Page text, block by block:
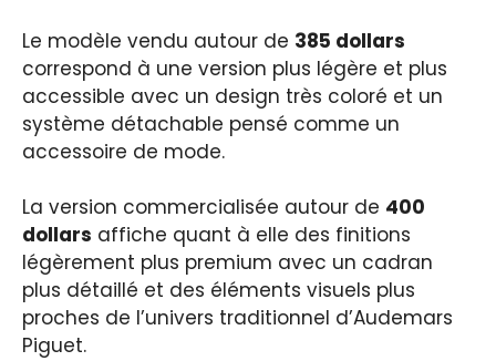
Le modèle vendu autour de 385 dollars
correspond à une version plus légère et plus
accessible avec un design très coloré et un
système détachable pensé comme un
accessoire de mode.
La version commercialisée autour de 400
dollars affiche quant à elle des finitions
légèrement plus premium avec un cadran
plus détaillé et des éléments visuels plus
proches de l’univers traditionnel d’Audemars
Piguet.